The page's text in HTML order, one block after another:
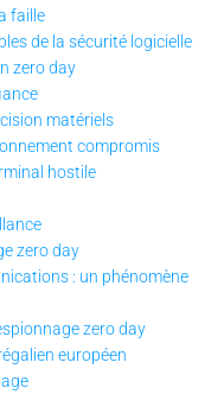
faille
de la sécurité logicielle
zero day
matériels
compromis
hostile
zero day
: un phénomène
zero day
européen